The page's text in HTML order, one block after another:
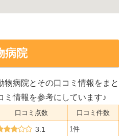
病院
物病院とその口コミ情報をまと
ミ情報を参考にしています♪
口コミ点数 口コミ件数
3.1 1件